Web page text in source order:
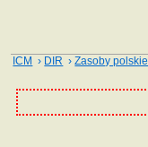
ICM › DIR ›Zasoby polskie